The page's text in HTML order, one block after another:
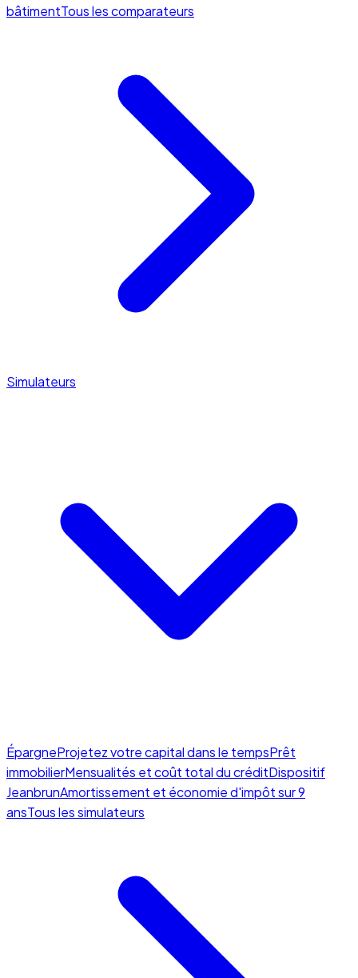
bâtimentTous les comparateurs
Simulateurs
ÉpargneProjetez votre capital dans le tempsPrêt
immobilierMensualités et coût total du créditDispositif
JeanbrunAmortissement et économie d'impôt sur 9
ansTous les simulateurs